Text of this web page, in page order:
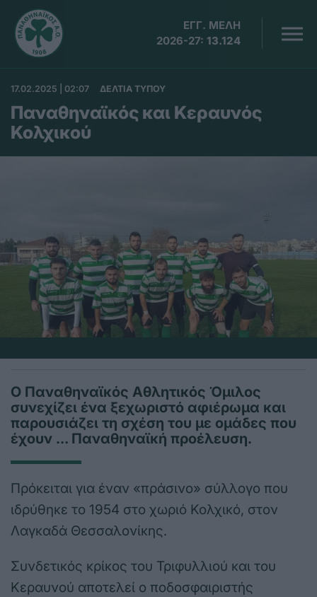
ΕΓΓ. ΜΕΛΗ
2026-27: 13.124
17.02.2025 | 02:07 ΔΕΛΤΙΑ ΤΥΠΟΥ
Παναθηναϊκός και Κεραυνός
Κολχικού
Ο Παναθηναϊκός Αθλητικός Όμιλος
συνεχίζει ένα ξεχωριστό αφιέρωμα και
παρουσιάζει τη σχέση του με ομάδες που
έχουν … Παναθηναϊκή προέλευση.
Πρόκειται για έναν «πράσινο» σύλλογο που
ιδρύθηκε το 1954 στο χωριό Κολχικό, στον
Λαγκαδά Θεσσαλονίκης.
Συνδετικός κρίκος του Τριφυλλιού και του
Κεραυνού αποτελεί ο ποδοσφαιριστής